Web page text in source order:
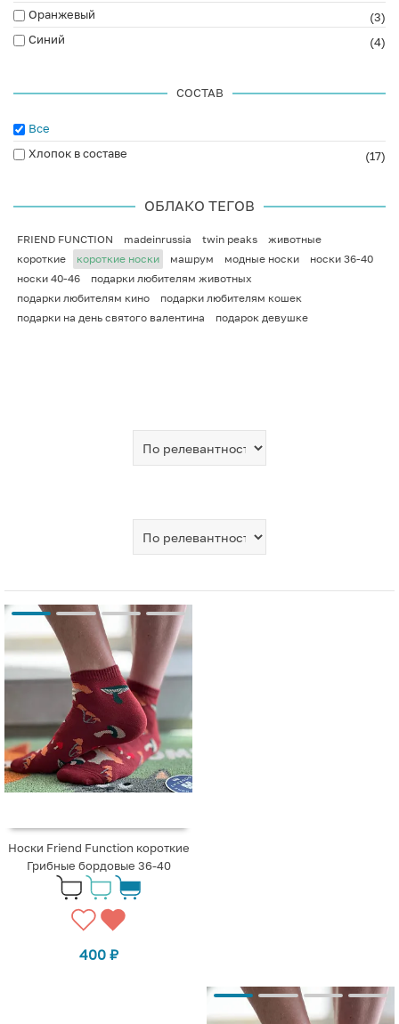
Оранжевый
(3)
Синий
(4)
СОСТАВ
Все
Хлопок в составе
(17)
ОБЛАКО ТЕГОВ
FRIEND FUNCTION madeinrussia twin peaks
животные
короткие
короткие носки машрум модные носки
носки 36-40
носки 40-46
подарки любителям животных
подарки любителям кино
подарки любителям кошек
подарки на день святого валентина
подарок девушке
Носки Friend Function короткие
Грибные бордовые 36-40
400 ₽